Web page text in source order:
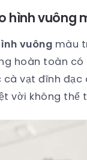
hình vuông
vuông màu
hoàn toàn
cà vạt đĩnh
vời không